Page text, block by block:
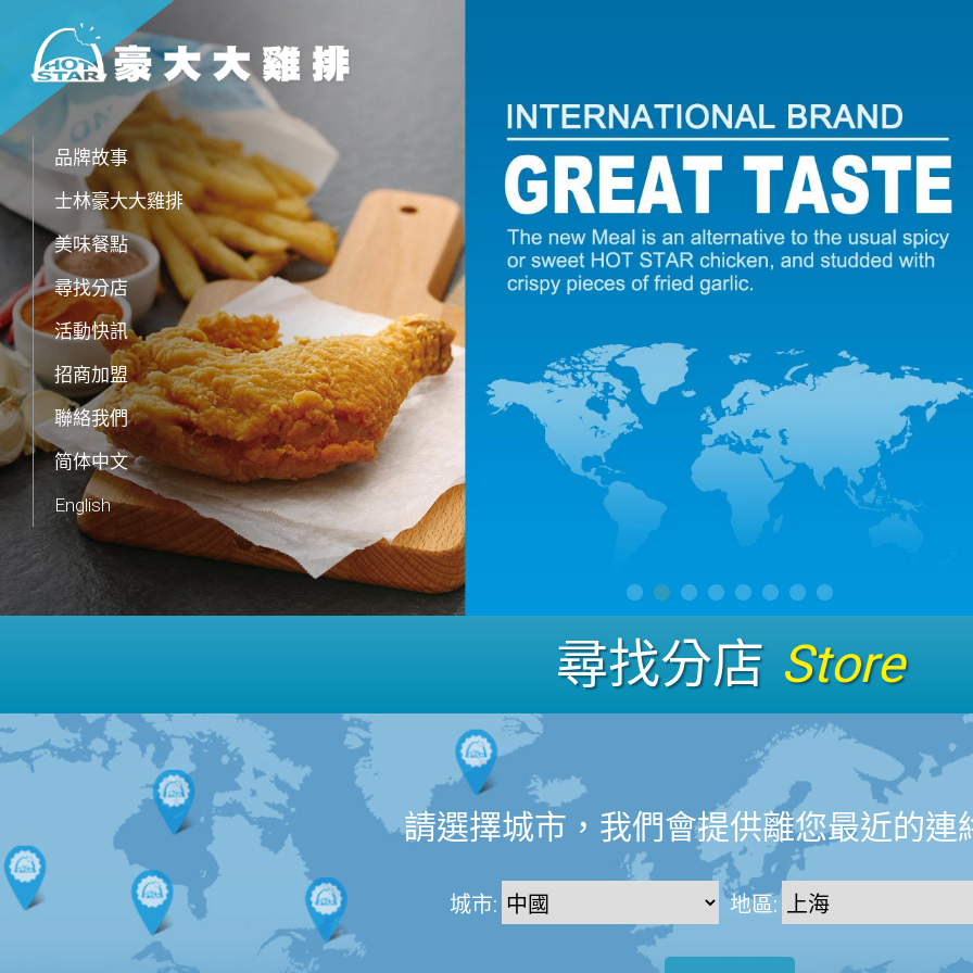
品牌故事
士林豪大大雞排
美味餐點
尋找分店
活動快訊
招商加盟
聯絡我們
简体中文
English
尋找分店 Store
請選擇城市，我們會提供離您最近的連
城市: 地區: